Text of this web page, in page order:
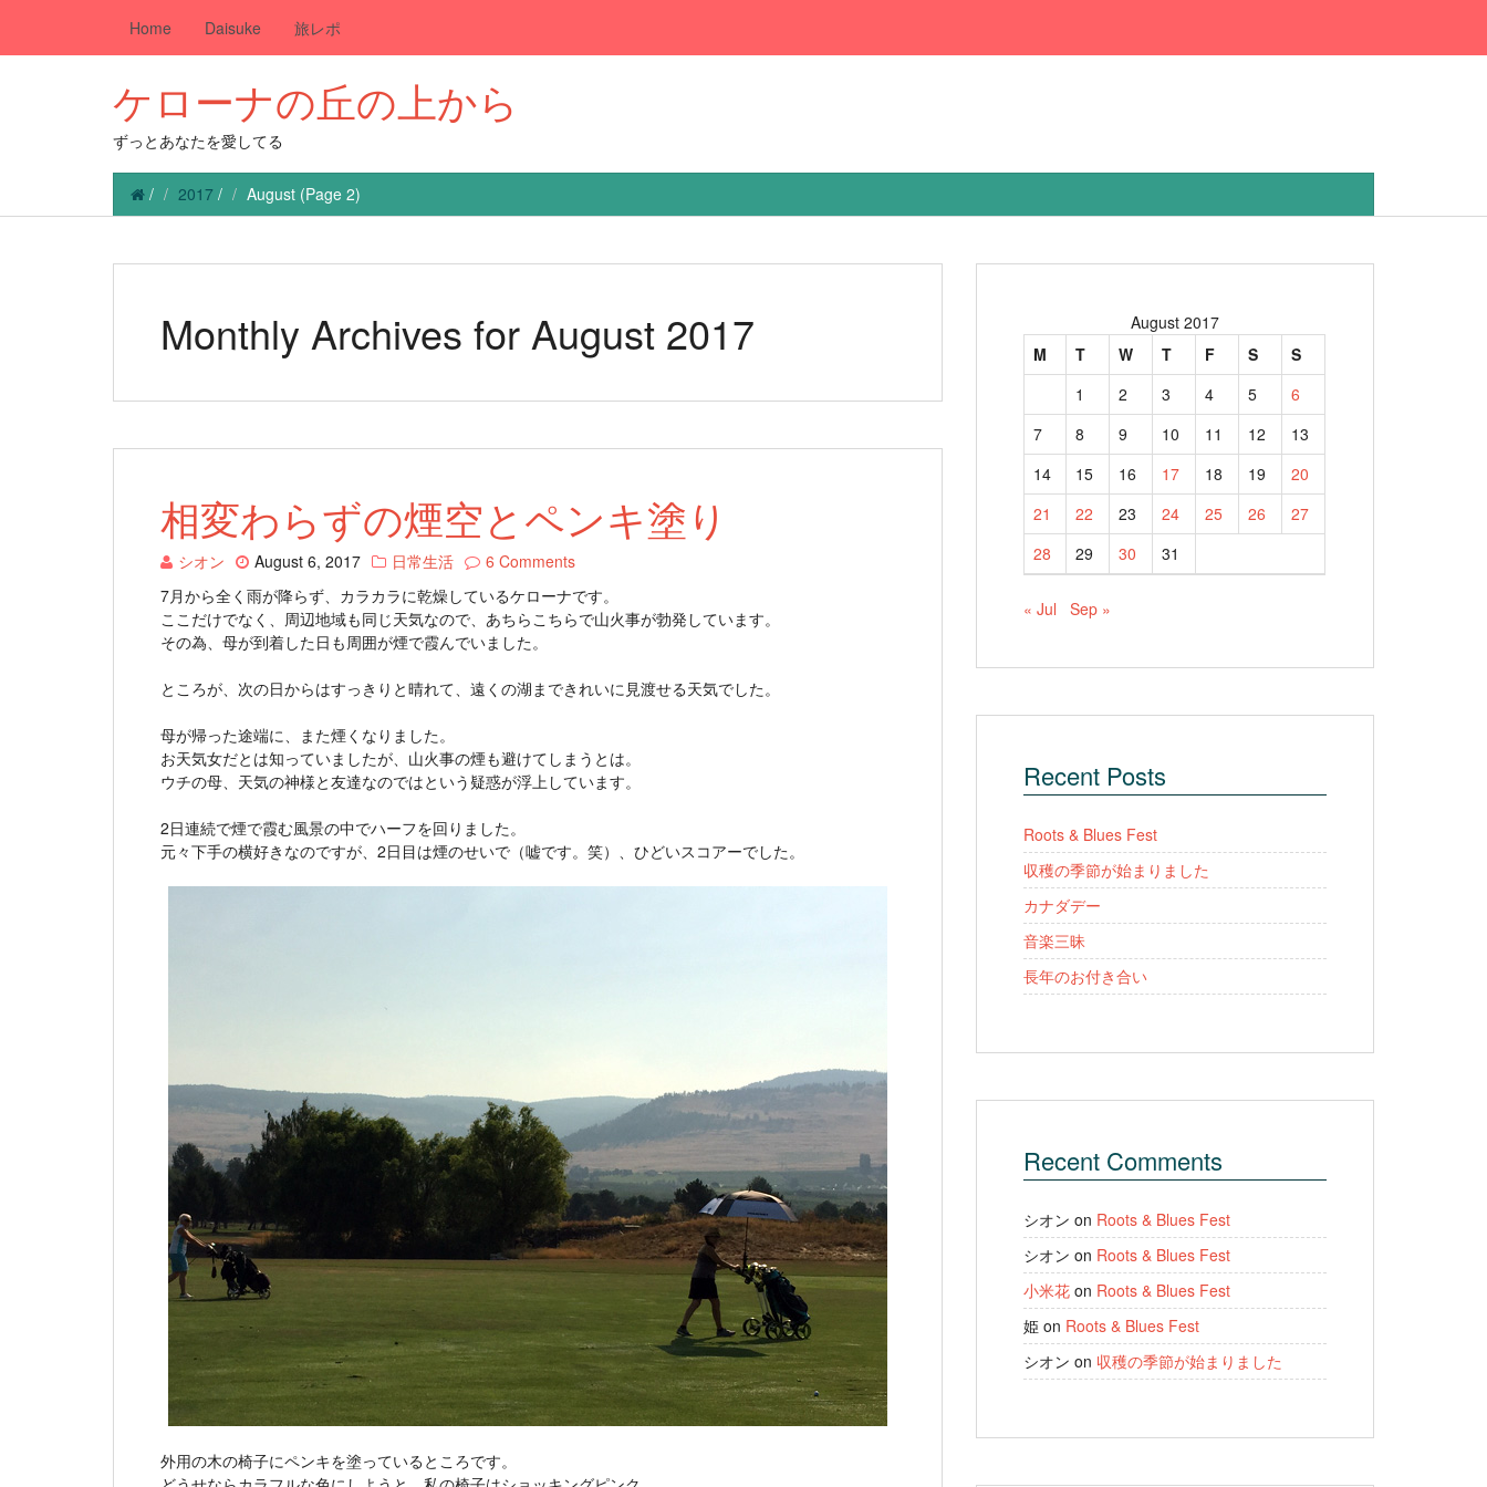
Home Daisuke 旅レポ
ケローナの丘の上から
ずっとあなたを愛してる
/ 2017 / August (Page 2)
Monthly Archives for August 2017
相変わらずの煙空とペンキ塗り
シオン August 6, 2017 日常生活
6 Comments
7月から全く雨が降らず、カラカラに乾燥しているケローナです。
ここだけでなく、周辺地域も同じ天気なので、あちらこちらで山火事が勃発しています。
その為、母が到着した日も周囲が煙で霞んでいました。
ところが、次の日からはすっきりと晴れて、遠くの湖まできれいに見渡せる天気でした。
母が帰った途端に、また煙くなりました。
お天気女だとは知っていましたが、山火事の煙も避けてしまうとは。
ウチの母、天気の神様と友達なのではという疑惑が浮上しています。
2日連続で煙で霞む風景の中でハーフを回りました。
元々下手の横好きなのですが、2日目は煙のせいで（嘘です。笑）、ひどいスコアーでした。
外用の木の椅子にペンキを塗っているところです。
August 2017
M
T W T F S
S
1
2 3 4 5
6
7
8 9 10 11 12
13
14
15 16 17 18 19
20
21
22 23 24 25 26
27
28
29 30 31
« Jul Sep »
Recent Posts
Roots & Blues Fest
収穫の季節が始まりました
カナダデー
音楽三昧
長年のお付き合い
Recent Comments
シオン on Roots & Blues Fest
シオン on Roots & Blues Fest
小米花 on Roots & Blues Fest
姫 on Roots & Blues Fest
シオン on 収穫の季節が始まりました